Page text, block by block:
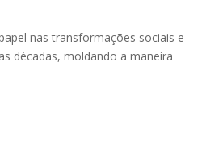
nas transformações sociais e
décadas, moldando a maneira